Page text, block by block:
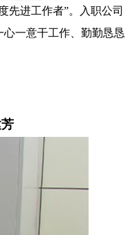
先进工作者”。入职公司
一意干工作、勤勤恳恳